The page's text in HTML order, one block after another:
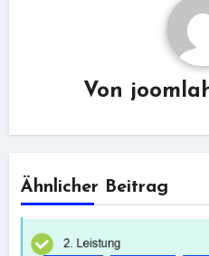
Von
Ähnlicher Beitrag